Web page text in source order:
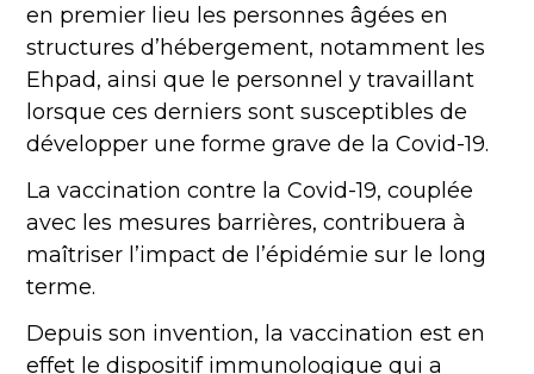
en premier lieu les personnes âgées en
structures d’hébergement, notamment les
Ehpad, ainsi que le personnel y travaillant
lorsque ces derniers sont susceptibles de
développer une forme grave de la Covid-19.
La vaccination contre la Covid-19, couplée
avec les mesures barrières, contribuera à
maîtriser l’impact de l’épidémie sur le long
terme.
Depuis son invention, la vaccination est en
effet le dispositif immunologique qui a